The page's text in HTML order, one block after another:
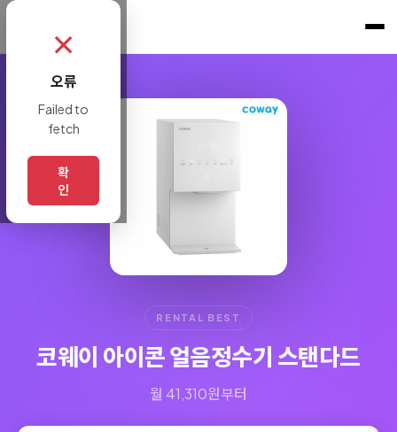
RENTAL BEST
코웨이 아이콘 얼음정수기 스탠다드
월 41,310원부터
✗
오류
Failed to
fetch
확
인